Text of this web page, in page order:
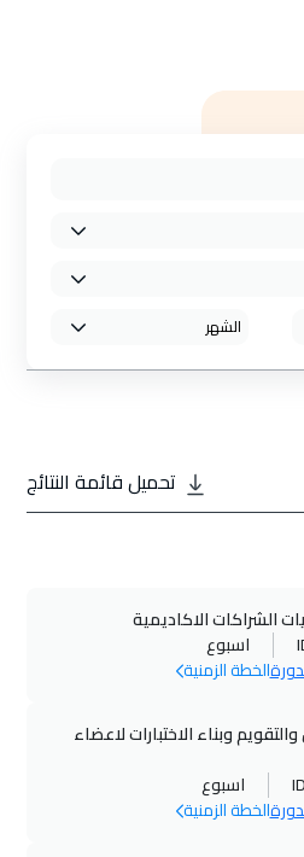
تحميل قائمة النتائج
الشراكات الاكاديمية
اسبوع
الخطة الزمنية
وبناء الاختبارات لاعضاء
اسبوع
الخطة الزمنية